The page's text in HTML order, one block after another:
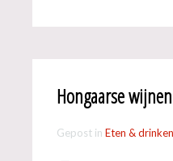
Hongaarse
Gepost in Eten & drinken